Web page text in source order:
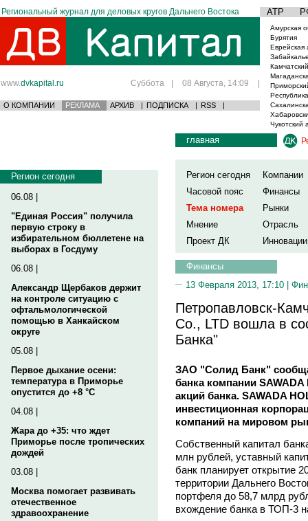
Региональный журнал для деловых кругов Дальнего Востока АТР
www.dvkapital.ru Суббота | 08 Августа, 14:09 |
О КОМПАНИИ РЕКЛАМА АРХИВ | ПОДПИСКА | RSS |
Амурская
Бурятия
Еврейская
Чукотский
Регион сегодня
06.08 |
"Единая Россия" получила
первую строку в
избирательном бюллетене на
выборах в Госдуму
06.08 |
Александр Щербаков держит
на контроле ситуацию с
офтальмологической
помощью в Ханкайском
округе
05.08 |
Первое дыхание осени:
температура в Приморье
опустится до +8 °C
04.08 |
Жара до +35: что ждет
Приморье после тропических
дождей
03.08 |
Москва помогает развивать
отечественное
здравоохранение
главная
Регион сегодня
Компании
Часовой пояс
Финансы
Тема номера
Рынки
Мнение
Отрасль
Проект ДК
Инновации
Финансы
13 Февраля 2013, 17:10 |
Петропавловск-
Co., LTD вошла в
Банка"
ЗАО "Солид Банк"
банка компании SAWADA
акций банка. SAWADA
инвестиционная
компаний на мировом
Собственный капитал
млн рублей, уставный
банк планирует открытие
территории Дальнего
портфеля до 58,7 млрд
вхождение банка в ТОП-3